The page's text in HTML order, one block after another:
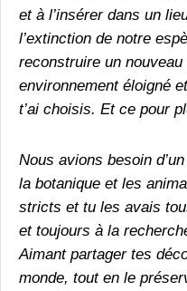
et à l’insérer dans un
l’extinction de notre
reconstruire un nouveau
environnement éloigné
t’ai choisis. Et ce pour
Nous avions besoin
la botanique et les
stricts et tu les avais
et toujours à la
Aimant partager tes
monde, tout en le